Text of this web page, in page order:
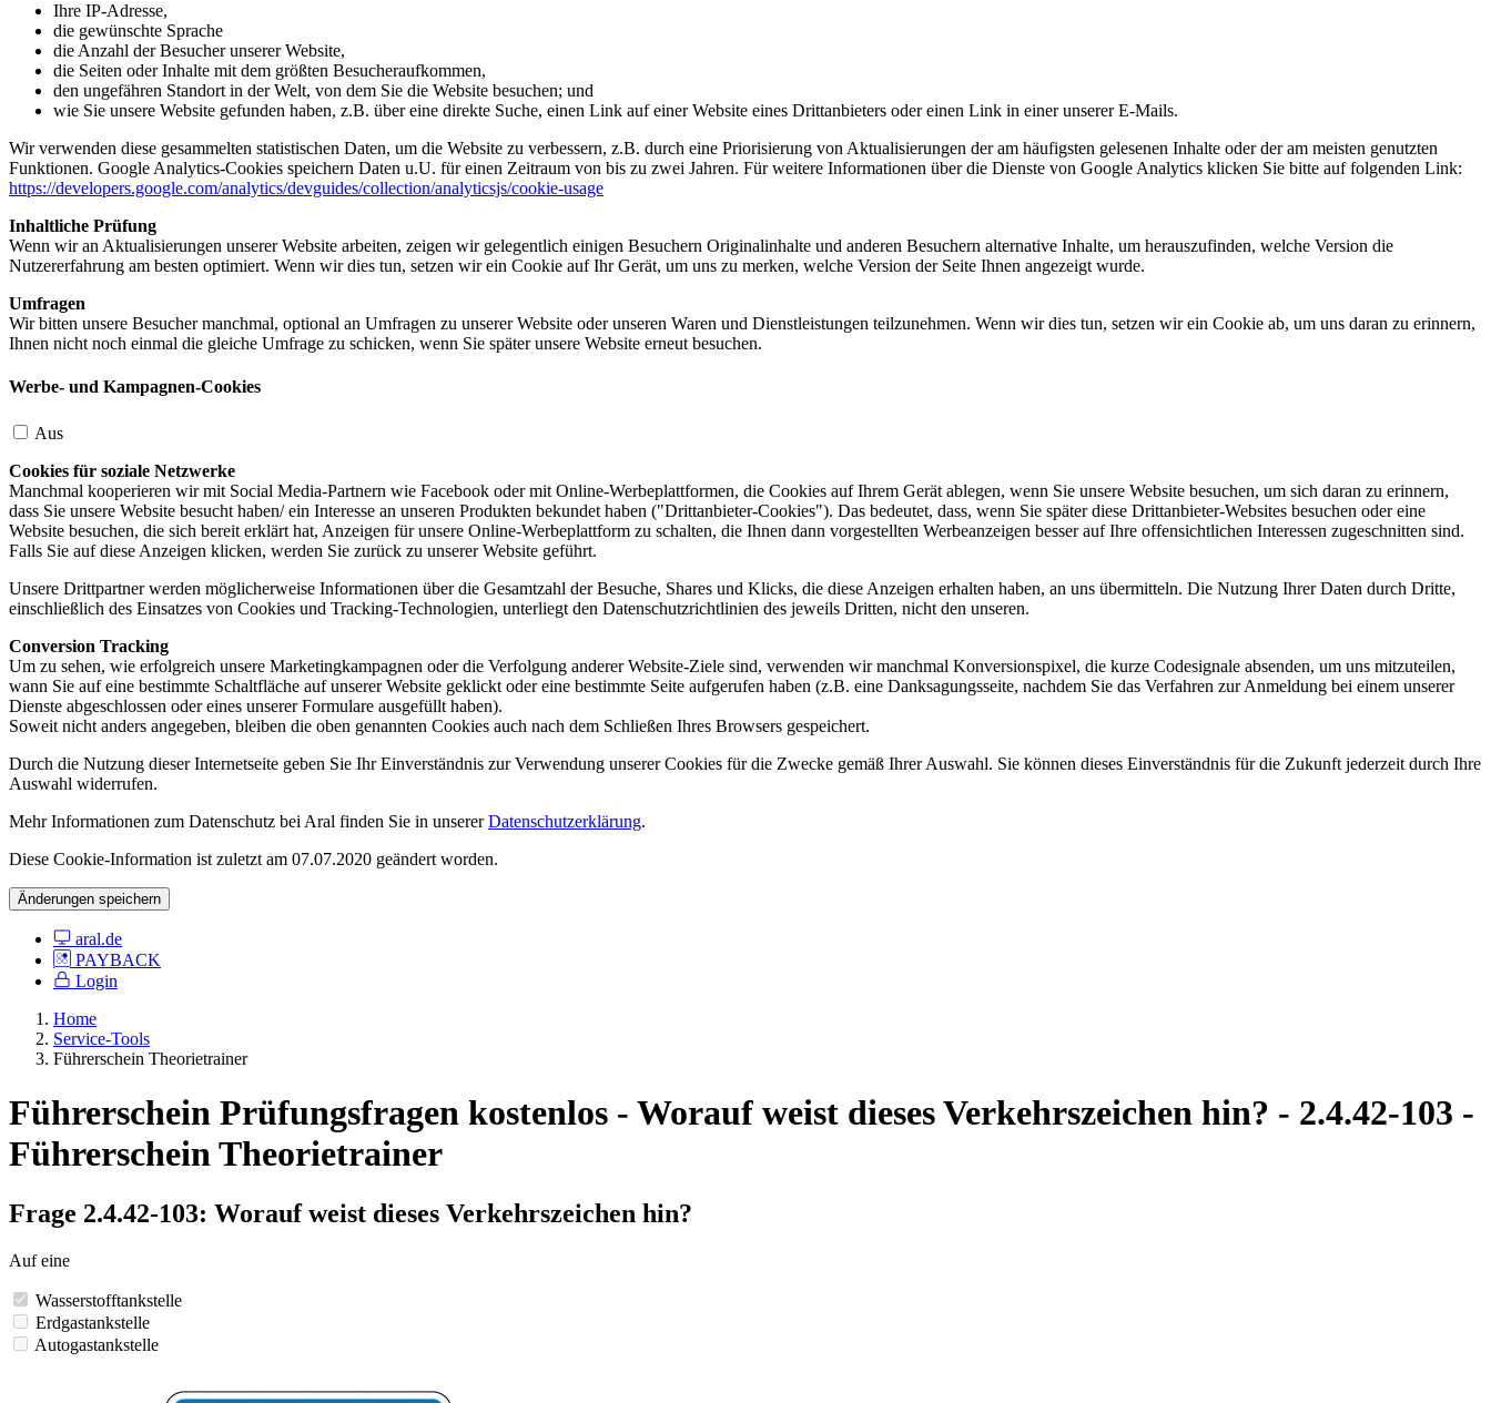
Ihre IP-Adresse,
die gewünschte Sprache
die Anzahl der Besucher unserer Website,
die Seiten oder Inhalte mit dem größten Besucheraufkommen,
den ungefähren Standort in der Welt, von dem Sie die Website besuchen; und
wie Sie unsere Website gefunden haben, z.B. über eine direkte Suche, einen Link auf einer Website eines Drittanbieters oder einen Link in einer unserer E-Mails.
Wir verwenden diese gesammelten statistischen Daten, um die Website zu verbessern, z.B. durch eine Priorisierung von Aktualisierungen der am häufigsten gelesenen Inhalte oder der am meisten genutzten
Funktionen. Google Analytics-Cookies speichern Daten u.U. für einen Zeitraum von bis zu zwei Jahren. Für weitere Informationen über die Dienste von Google Analytics klicken Sie bitte auf folgenden Link:
https://developers.google.com/analytics/devguides/collection/analyticsjs/cookie-usage
Inhaltliche Prüfung
Wenn wir an Aktualisierungen unserer Website arbeiten, zeigen wir gelegentlich einigen Besuchern Originalinhalte und anderen Besuchern alternative Inhalte, um herauszufinden, welche Version die
Nutzererfahrung am besten optimiert. Wenn wir dies tun, setzen wir ein Cookie auf Ihr Gerät, um uns zu merken, welche Version der Seite Ihnen angezeigt wurde.
Umfragen
Wir bitten unsere Besucher manchmal, optional an Umfragen zu unserer Website oder unseren Waren und Dienstleistungen teilzunehmen. Wenn wir dies tun, setzen wir ein Cookie ab, um uns daran zu erinnern,
Ihnen nicht noch einmal die gleiche Umfrage zu schicken, wenn Sie später unsere Website erneut besuchen.
Werbe- und Kampagnen-Cookies
Aus
Cookies für soziale Netzwerke
Manchmal kooperieren wir mit Social Media-Partnern wie Facebook oder mit Online-Werbeplattformen, die Cookies auf Ihrem Gerät ablegen, wenn Sie unsere Website besuchen, um sich daran zu erinnern,
dass Sie unsere Website besucht haben/ ein Interesse an unseren Produkten bekundet haben ("Drittanbieter-Cookies"). Das bedeutet, dass, wenn Sie später diese Drittanbieter-Websites besuchen oder eine
Website besuchen, die sich bereit erklärt hat, Anzeigen für unsere Online-Werbeplattform zu schalten, die Ihnen dann vorgestellten Werbeanzeigen besser auf Ihre offensichtlichen Interessen zugeschnitten sind.
Falls Sie auf diese Anzeigen klicken, werden Sie zurück zu unserer Website geführt.
Unsere Drittpartner werden möglicherweise Informationen über die Gesamtzahl der Besuche, Shares und Klicks, die diese Anzeigen erhalten haben, an uns übermitteln. Die Nutzung Ihrer Daten durch Dritte,
einschließlich des Einsatzes von Cookies und Tracking-Technologien, unterliegt den Datenschutzrichtlinien des jeweils Dritten, nicht den unseren.
Conversion Tracking
Um zu sehen, wie erfolgreich unsere Marketingkampagnen oder die Verfolgung anderer Website-Ziele sind, verwenden wir manchmal Konversionspixel, die kurze Codesignale absenden, um uns mitzuteilen,
wann Sie auf eine bestimmte Schaltfläche auf unserer Website geklickt oder eine bestimmte Seite aufgerufen haben (z.B. eine Danksagungsseite, nachdem Sie das Verfahren zur Anmeldung bei einem unserer
Dienste abgeschlossen oder eines unserer Formulare ausgefüllt haben).
Soweit nicht anders angegeben, bleiben die oben genannten Cookies auch nach dem Schließen Ihres Browsers gespeichert.
Durch die Nutzung dieser Internetseite geben Sie Ihr Einverständnis zur Verwendung unserer Cookies für die Zwecke gemäß Ihrer Auswahl. Sie können dieses Einverständnis für die Zukunft jederzeit durch Ihre
Auswahl widerrufen.
Mehr Informationen zum Datenschutz bei Aral finden Sie in unsererDatenschutzerklärung.
Diese Cookie-Information ist zuletzt am 07.07.2020 geändert worden.
Änderungen speichern
aral.de
PAYBACK
Login
Home
Service-Tools
Führerschein Theorietrainer
Führerschein Prüfungsfragen kostenlos - Worauf weist dieses Verkehrszeichen hin? - 2.4.42-103 -
Führerschein Theorietrainer
Frage 2.4.42-103: Worauf weist dieses Verkehrszeichen hin?
Auf eine
Wasserstofftankstelle
Erdgastankstelle
Autogastankstelle